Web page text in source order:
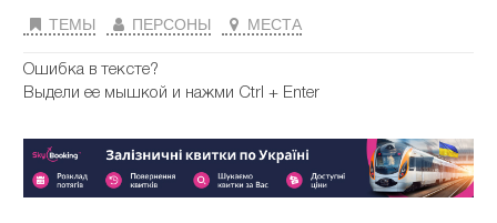
ТЕМЫ ПЕРСОНЫ МЕСТА
Ошибка в тексте?
Выдели ее мышкой и нажми Ctrl + Enter